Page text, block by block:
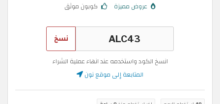
عروض مميزة كوبون موثق
نسخ
انسخ الكود واستخدمه عند انهاء عملية الشراء
المتابعة إلى موقع نون